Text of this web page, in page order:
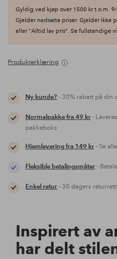
Gyldig ved kjøp over 1500 kr t.o.m.
Gjelder nedsatte priser. Gjelder ikke
eller "Alltid lav pris". Se fullstendige
Produkterklæring
Ny kunde?- 30% rabatt på din
Normalpakke fra 49 kr-
pakkeboks
Hjemlevering fra 149 kr- Se
Fleksible betalingsmåter-
Enkel retur- 30 dagers
Inspirert av
har delt